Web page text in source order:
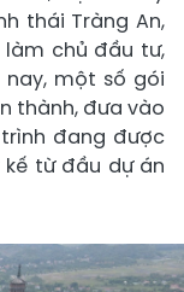
thái Tràng An,
làm chủ đầu tư,
một số gói
thành, đưa vào
đang được
từ đầu dự án